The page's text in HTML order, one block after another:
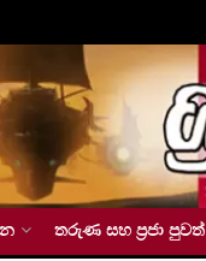
තරුණ සහ ප්‍රජා පුවත්